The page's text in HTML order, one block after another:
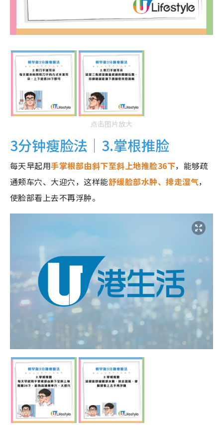
点击图片放大
3分钟瘦脸法｜3.掌根推脸
每天早起用手掌根部由斜下至斜上地推脸36下，能够疏
通颊车穴、大迎穴，这样能舒缓脸部水肿、排走湿气，
使脸部看上去不再浮肿。